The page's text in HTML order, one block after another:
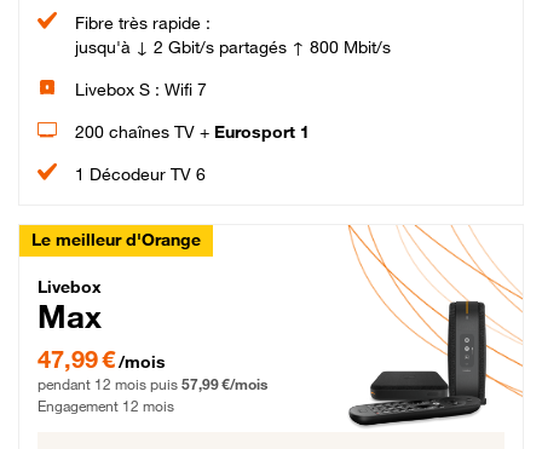
Fibre très rapide :
jusqu'à ↓ 2 Gbit/s partagés ↑ 800 Mbit/s
Livebox S : Wifi 7
200 chaînes TV + Eurosport 1
1 Décodeur TV 6
Le meilleur d'Orange
Livebox Max Fibre
Livebox
Max
47,99 € par mois pendant 12 mois puis 57,99 € par mois, Engagement 12 mois
47,99 €/mois
pendant 12 mois puis 57,99 €/mois
Engagement 12 mois